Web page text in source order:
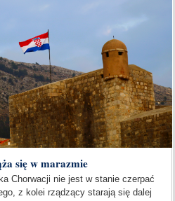
się w marazmie
Chorwacji nie jest w stanie czerpać
z kolei rządzący starają się dalej